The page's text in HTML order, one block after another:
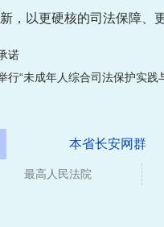
，以更硬核的司法保障、
诺
行“未成年人综合司法保护实践
本省长安网群
最高人民法院